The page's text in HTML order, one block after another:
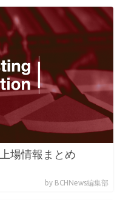
場情報まとめ
by BCHNews編集部